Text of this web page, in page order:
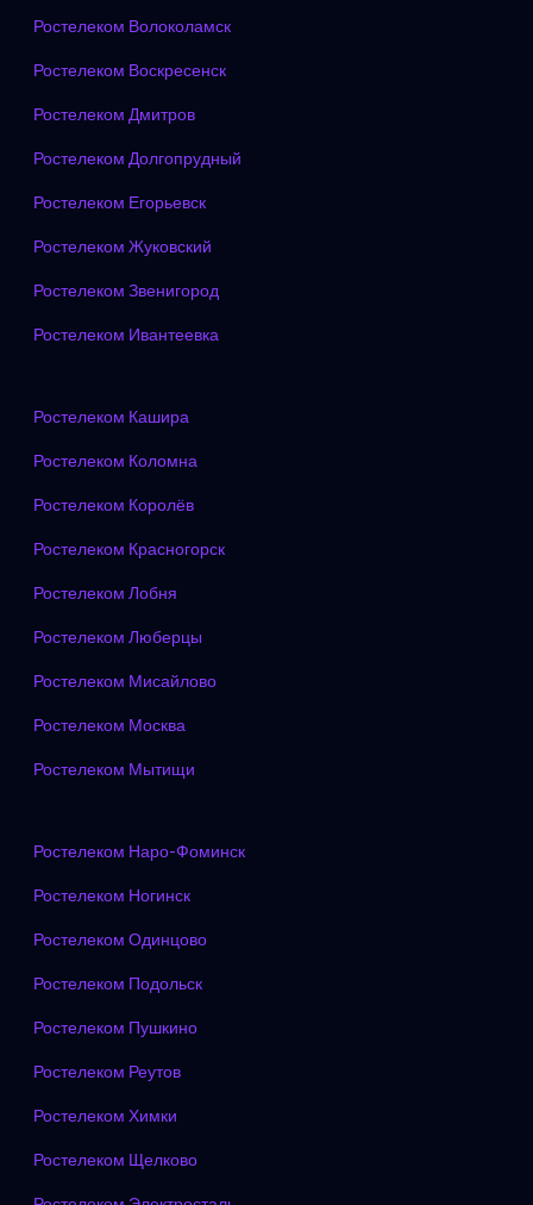
Ростелеком Волоколамск
Ростелеком Воскресенск
Ростелеком Дмитров
Ростелеком Долгопрудный
Ростелеком Егорьевск
Ростелеком Жуковский
Ростелеком Звенигород
Ростелеком Ивантеевка
Ростелеком Кашира
Ростелеком Коломна
Ростелеком Королёв
Ростелеком Красногорск
Ростелеком Лобня
Ростелеком Люберцы
Ростелеком Мисайлово
Ростелеком Москва
Ростелеком Мытищи
Ростелеком Наро-Фоминск
Ростелеком Ногинск
Ростелеком Одинцово
Ростелеком Подольск
Ростелеком Пушкино
Ростелеком Реутов
Ростелеком Химки
Ростелеком Щелково